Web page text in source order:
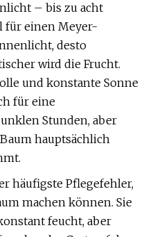
– bis zu acht
für einen Meyer-
desto
wird die Frucht.
und konstante Sonne
für eine
Stunden, aber
hauptsächlich
häufigste Pflegefehler,
machen können. Sie
feucht, aber